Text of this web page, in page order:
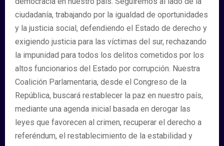
ciudadanía, trabajando por la igualdad de oportunidades
y la justicia social, defendiendo el Estado de derecho y
exigiendo justicia para las víctimas del sur, rechazando
la impunidad para todos los delitos cometidos por los
altos funcionarios del Estado por corrupción. Nuestra
Coalición Parlamentaria, desde el Congreso de la
República, buscará restablecer la paz en nuestro país,
mediante una agenda inicial basada en derogar las
leyes que favorecen al crimen, recuperar el derecho a
referéndum, el restablecimiento de la estabilidad y